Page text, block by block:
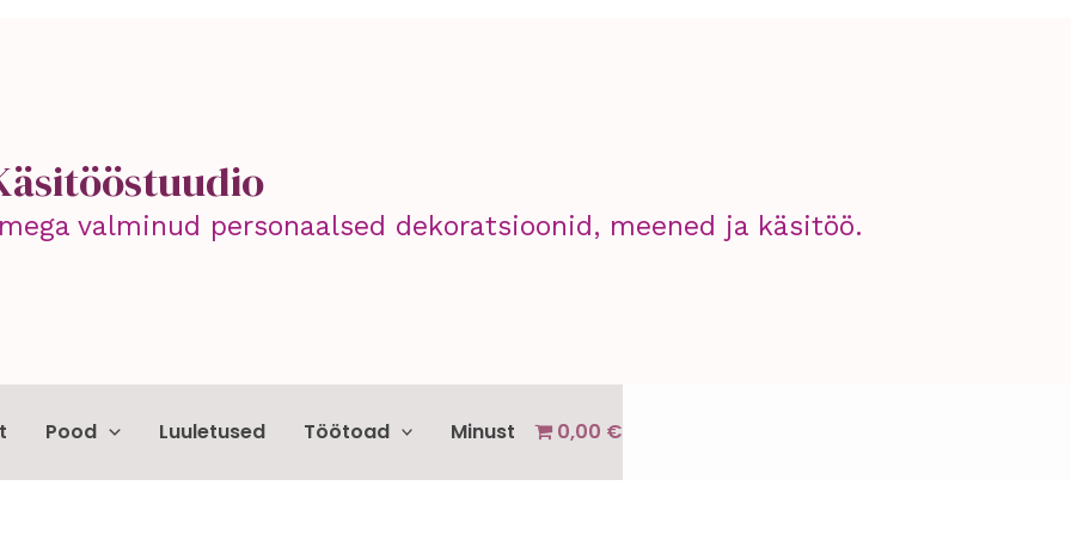
valminud personaalsed dekoratsioonid, meened ja käsitöö.
Pood Luuletused Töötoad Minust 0,00 €